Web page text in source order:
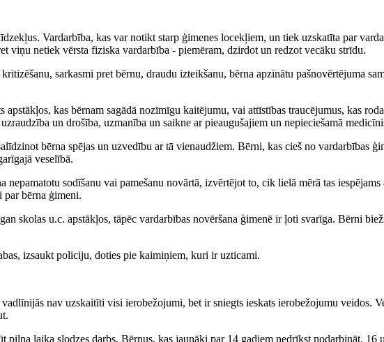
Vardarbība, kas var notikt starp ģimenes locekļiem, un tiek uzskatīta par
viņu netiek vērsta fiziska vardarbība - piemēram, dzirdot un redzot vecāku strīdu.
sarkasmi pret bērnu, draudu izteikšanu, bērna apzinātu pašnovērtējuma
kas bērnam sagādā nozīmīgu kaitējumu, vai attīstības traucējumus, kas
un drošība, uzmanība un saikne ar pieaugušajiem un nepieciešamā
bērna spējas un uzvedību ar tā vienaudžiem. Bērni, kas cieš no vardarbības
veselībā.
nepamatotu sodīšanu vai pamešanu novārtā, izvērtējot to, cik lielā mērā tas
par bērna ģimeni.
skolas u.c. apstākļos, tāpēc vardarbības novēršana ģimenē ir ļoti svarīga. Bērni
izsaukt policiju, doties pie kaimiņiem, kuri ir uzticami.
nav uzskaitīti visi ierobežojumi, bet ir sniegts ieskats ierobežojumu veidos.
laika slodzes darbs. Bērnus, kas jaunāki par 14 gadiem nedrīkst nodarbināt. 16